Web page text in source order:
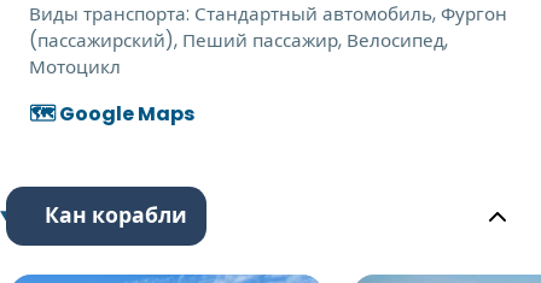
Виды транспорта: Стандартный автомобиль, Фургон
(пассажирский), Пеший пассажир, Велосипед,
Мотоцикл
🗺️ Google Maps
Кан корабли